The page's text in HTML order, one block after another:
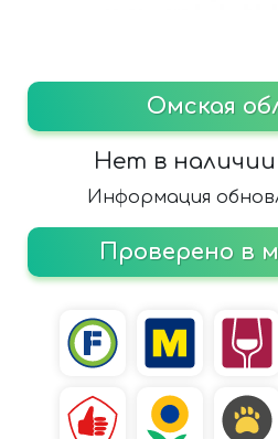
Омская
Нет в наличии
Информация
Проверено в